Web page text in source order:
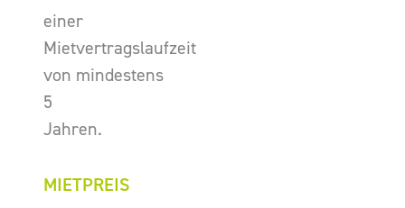
einer
Mietvertragslaufzeit
von mindestens
5
Jahren.
MIETPREIS